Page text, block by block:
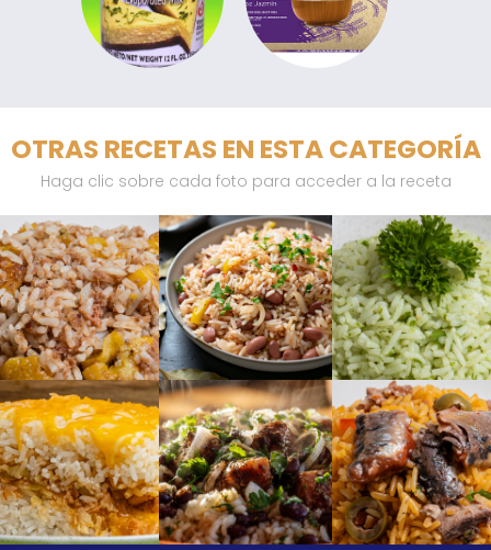
OTRAS RECETAS EN ESTA CATEGORÍA
Haga clic sobre cada foto para acceder a la receta